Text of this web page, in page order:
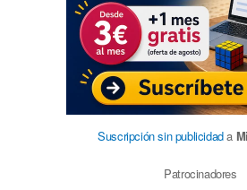
Suscripción sin publicidada
Patrocinadores